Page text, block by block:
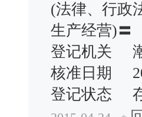
(法律、行政
生产经营)〓
登记机关
核准日期
登记状态